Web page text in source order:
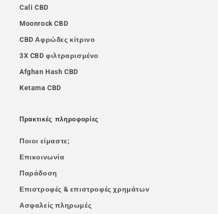
Cali CBD
Moonrock CBD
CBD Αφρώδες κίτρινο
3X CBD φιλτραρισμένο
Afghan Hash CBD
Ketama CBD
Πρακτικές πληροφορίες
Ποιοι είμαστε;
Επικοινωνία
Παράδοση
Επιστροφές & επιστροφές χρημάτων
Ασφαλείς πληρωμές